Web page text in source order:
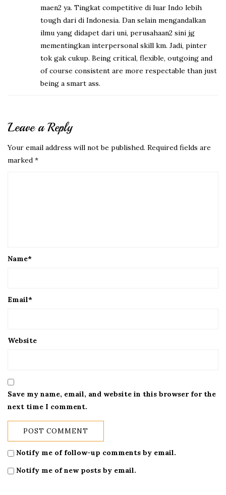
maen2 ya. Tingkat competitive di luar Indo lebih
tough dari di Indonesia. Dan selain mengandalkan
ilmu yang didapet dari uni, perusahaan2 sini jg
mementingkan interpersonal skill km. Jadi, pinter
tok gak cukup. Being critical, flexible, outgoing and
of course consistent are more respectable than just
being a smart ass.
Leave a Reply
Your email address will not be published. Required fields are
marked *
Name*
Email*
Website
Save my name, email, and website in this browser for the
next time I comment.
Notify me of follow-up comments by email.
Notify me of new posts by email.